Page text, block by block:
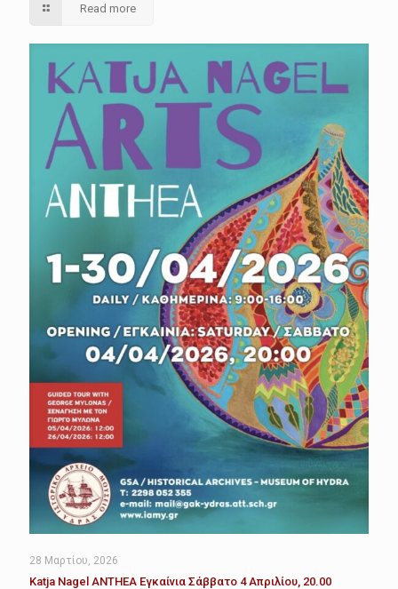
Read more
28 Μαρτίου, 2026
Katja Nagel ANTHEA Εγκαίνια Σάββατο 4 Απριλίου, 20.00